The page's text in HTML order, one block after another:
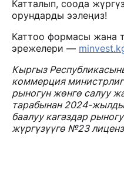
Катталып, соода
орундарды ээлеңиз!
Каттоо формасы жана
эрежелери —
Кыргыз
коммерция
рыногун жөнгө салуу
тарабынан 2024-
баалуу кагаздар
жүргүзүүгө №23